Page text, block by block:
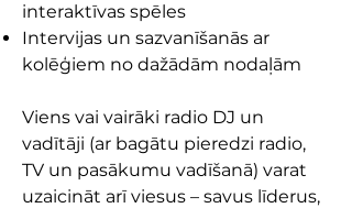
interaktīvas spēles
Intervijas un sazvanīšanās ar
kolēģiem no dažādām nodaļām
Viens vai vairāki radio DJ un
vadītāji (ar bagātu pieredzi radio,
TV un pasākumu vadīšanā) varat
uzaicināt arī viesus – savus līderus,